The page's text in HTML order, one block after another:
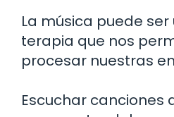
La música puede
terapia que nos
procesar nuestras
Escuchar canciones